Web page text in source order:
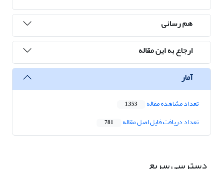
هم رسانی
ارجاع به این مقاله
آمار
تعداد مشاهده مقاله 1,353
تعداد دریافت فایل اصل مقاله 781